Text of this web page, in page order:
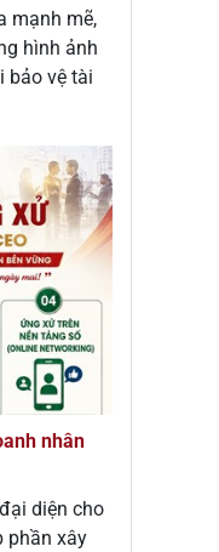
mạnh mẽ,
hình ảnh
bảo vệ tài
nhân
diện cho
phần xây